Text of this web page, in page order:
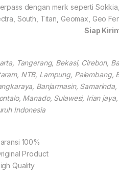
dengan merk seperti
South, Titan, Geomax, Geo
Siap
Tangerang, Bekasi, Cirebon,
NTB, Lampung, Palembang,
Banjarmasin,
Manado, Sulawesi, Irian
Indonesia
100%
Product
Quality